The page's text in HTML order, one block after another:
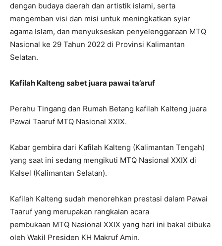
dengan budaya daerah dan artistik islami, serta
mengemban visi dan misi untuk meningkatkan syiar
agama Islam, dan menyukseskan penyelenggaraan MTQ
Nasional ke 29 Tahun 2022 di Provinsi Kalimantan
Selatan.
Kafilah Kalteng sabet juara pawai ta’aruf
Perahu Tingang dan Rumah Betang kafilah Kalteng juara
Pawai Taaruf MTQ Nasional XXIX.
Kabar gembira dari Kafilah Kalteng (Kalimantan Tengah)
yang saat ini sedang mengikuti MTQ Nasional XXIX di
Kalsel (Kalimantan Selatan).
Kafilah Kalteng sudah menorehkan prestasi dalam Pawai
Taaruf yang merupakan rangkaian acara
pembukaan MTQ Nasional XXIX yang hari ini bakal dibuka
oleh Wakil Presiden KH Makruf Amin.